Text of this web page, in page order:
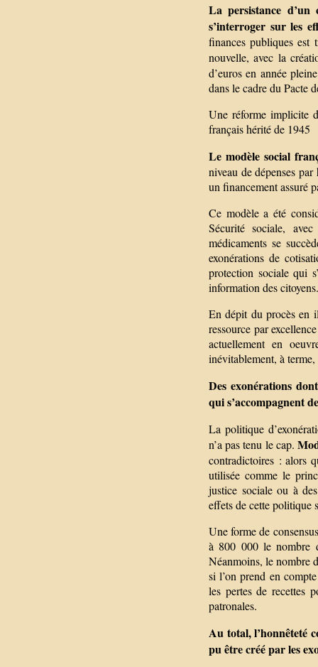
La persistance
s’interroger sur les
finances publiques est
nouvelle, avec la
d’euros en année
dans le cadre du Pacte
Une réforme implicite
français hérité de 1945
Le modèle social
niveau de dépenses
un financement assuré
Ce modèle a été
Sécurité sociale,
médicaments se
exonérations de
protection sociale qui
information des citoyens.
En dépit du procès en
ressource par
actuellement en
inévitablement, à
Des exonérations
qui s’accompagnent
La politique
n’a pas tenu le cap.
contradictoires : alors
utilisée comme le
justice sociale ou à
effets de cette politique
Une forme de
à 800 000 le nombre
Néanmoins, le nombre
si l’on prend en
les pertes de recettes
patronales.
Au total, l’honnêteté
pu être créé par les